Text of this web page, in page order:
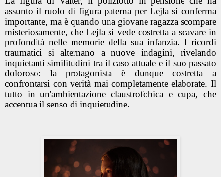
assunto il ruolo di figura paterna per Lejla si conferma
importante, ma è quando una giovane ragazza scompare
misteriosamente, che Lejla si vede costretta a scavare in
profondità nelle memorie della sua infanzia. I ricordi
traumatici si alternano a nuove indagini, rivelando
inquietanti similitudini tra il caso attuale e il suo passato
doloroso: la protagonista è dunque costretta a
confrontarsi con verità mai completamente elaborate. Il
tutto in un'ambientazione claustrofobica e cupa, che
accentua il senso di inquietudine.